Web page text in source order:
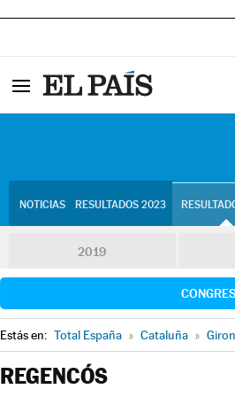
NOTICIAS RESULTADOS 2023
2019
Estás en: Total España » Cataluña »
REGENCÓS